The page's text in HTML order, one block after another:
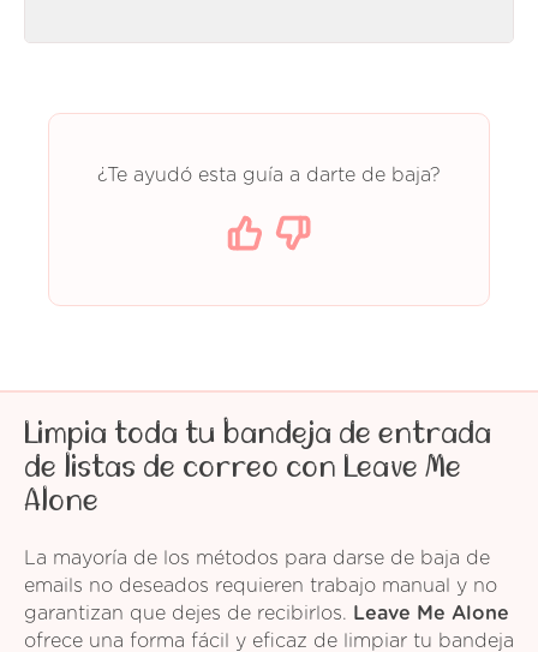
¿Te ayudó esta guía a darte de baja?
Limpia toda tu bandeja de entrada
de listas de correo con Leave Me
Alone
La mayoría de los métodos para darse de baja de
emails no deseados requieren trabajo manual y no
garantizan que dejes de recibirlos.
Leave Me Alone
ofrece una forma fácil y eficaz de limpiar tu bandeja